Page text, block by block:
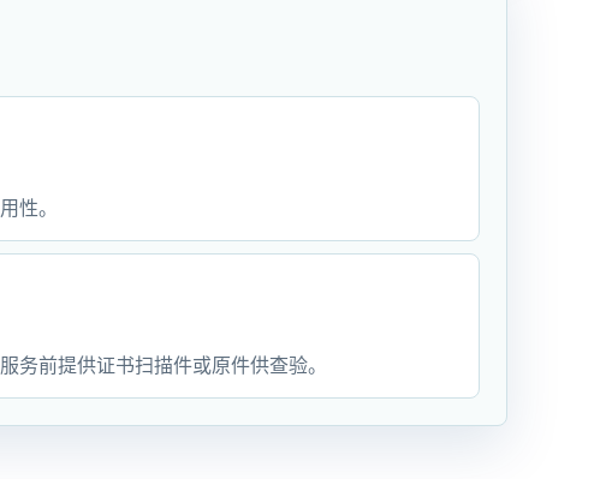
性。
前提供证书扫描件或原件供查验。